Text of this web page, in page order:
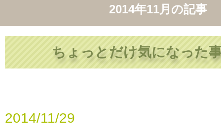
2014年11月 の記事
ちょっとだけ気になった
2014/11/29